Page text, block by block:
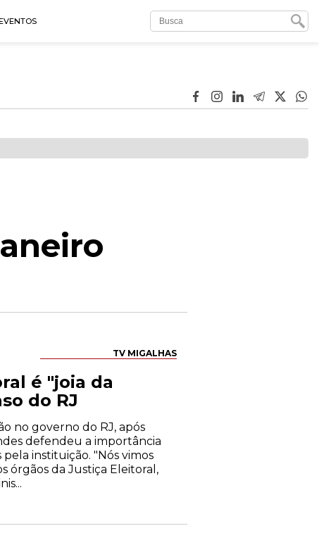
TV MIGALHAS
é "joia da
do RJ
no governo do RJ, após
defendeu a importância
instituição. "Nós vimos
órgãos da Justiça Eleitoral,